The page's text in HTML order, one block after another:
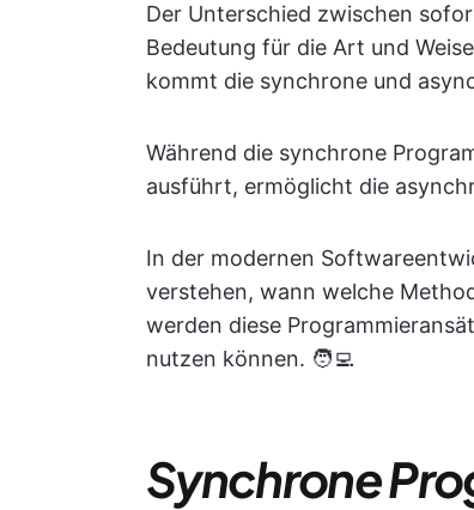
Der Unterschied zwischen
Bedeutung für die Art und
kommt die synchrone und
Während die synchrone
ausführt, ermöglicht die
In der modernen
verstehen, wann welche
werden diese
nutzen können. 🧑‍💻
Synchrone